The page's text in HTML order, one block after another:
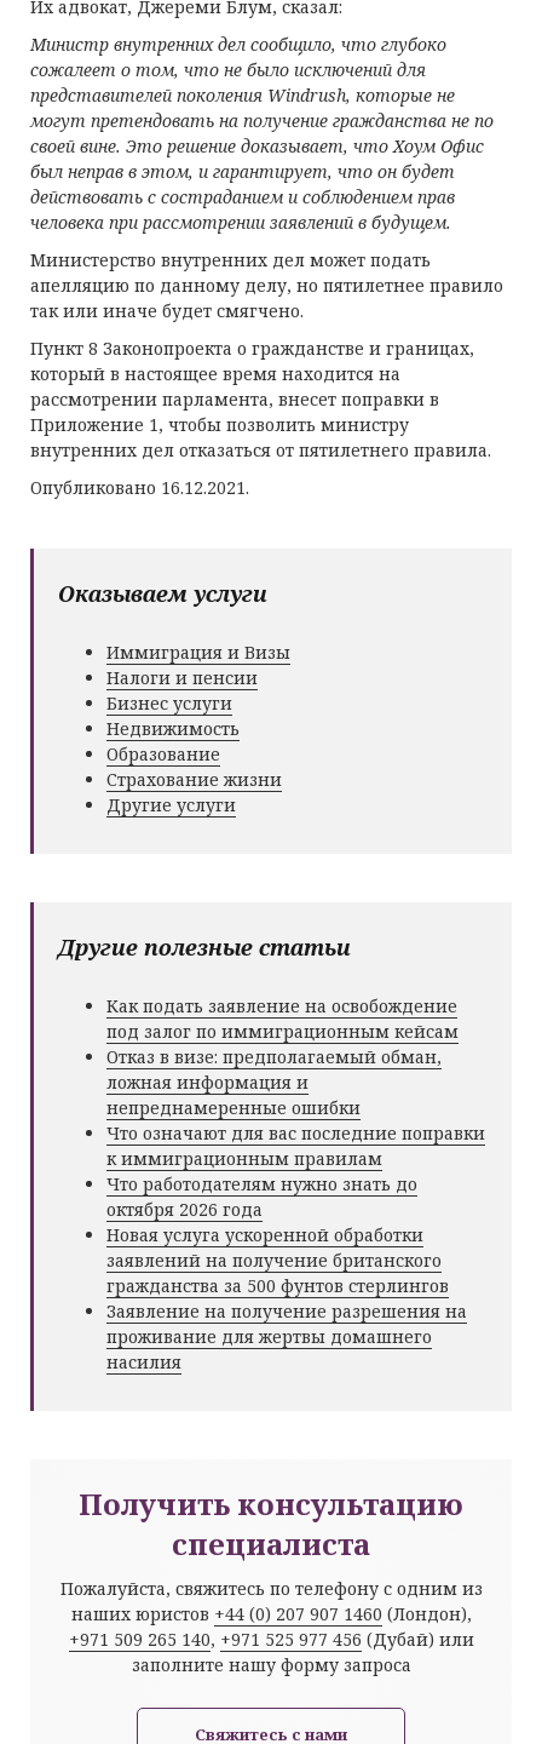
Их адвокат, Джереми Блум, сказал:
Министр внутренних дел сообщило, что глубоко
сожалеет о том, что не было исключений для
представителей поколения Windrush, которые не
могут претендовать на получение гражданства не по
своей вине. Это решение доказывает, чтоХоум Офис
был неправ в этом, и гарантирует, что он будет
действовать с состраданием и соблюдением прав
человека при рассмотрении заявлений в будущем.
Министерство внутренних дел может подать
апелляцию по данному делу, но пятилетнее правило
так или иначе будет смягчено.
Пункт 8 Законопроекта о гражданстве и границах,
который в настоящее время находится на
рассмотрении парламента, внесет поправки в
Приложение 1, чтобы позволить министру
внутренних дел отказаться от пятилетнего правила.
Опубликовано 16.12.2021.
Оказываем услуги
Иммиграция и Визы
Налоги и пенсии
Бизнес услуги
Недвижимость
Образование
Страхование жизни
Другие услуги
Другие полезные статьи
Как подать заявление на освобождение
под залог по иммиграционным кейсам
Отказ в визе: предполагаемый обман,
ложная информация и
непреднамеренные ошибки
Что означают для вас последние поправки
к иммиграционным правилам
Что работодателям нужно знать до
октября 2026 года
Новая услуга ускоренной обработки
заявлений на получение британского
гражданства за 500 фунтов стерлингов
Заявление на получение разрешения на
проживание для жертвы домашнего
насилия
Получить консультацию
специалиста
Пожалуйста, свяжитесь по телефону с одним из
наших юристов +44 (0) 207 907 1460 (Лондон),
+971 509 265 140, +971 525 977 456 (Дубай) или
заполните нашу форму запроса
Свяжитесь с нами